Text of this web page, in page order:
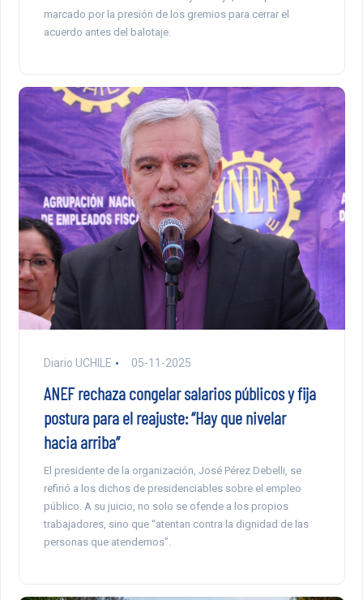
marcado por la presión de los gremios para cerrar el
acuerdo antes del balotaje.
Diario UCHILE 05-11-2025
ANEF rechaza congelar salarios públicos y fija
postura para el reajuste: “Hay que nivelar
hacia arriba”
El presidente de la organización, José Pérez Debelli, se
refirió a los dichos de presidenciables sobre el empleo
público. A su juicio, no solo se ofende a los propios
trabajadores, sino que “atentan contra la dignidad de las
personas que atendemos”.